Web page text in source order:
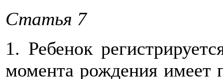
Статья 7
1. Ребенок
момента рождения имеет